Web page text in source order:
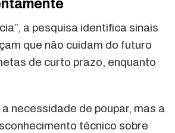
a pesquisa identifica sinais
que não cuidam do futuro
de curto prazo, enquanto
necessidade de poupar, mas a
técnico sobre